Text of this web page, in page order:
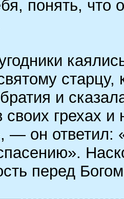
понять, что
и
своих грехах
— он ответил:
перед